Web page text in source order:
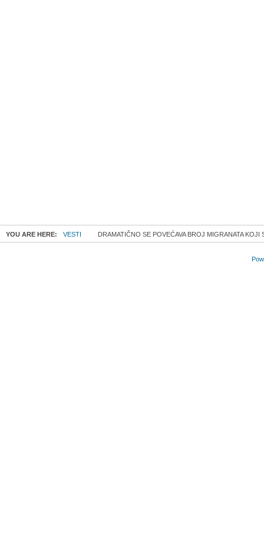
YOU ARE HERE: VESTI DRAMATIČNO SE POVEĆAVA BROJ MIGRANATA KOJI